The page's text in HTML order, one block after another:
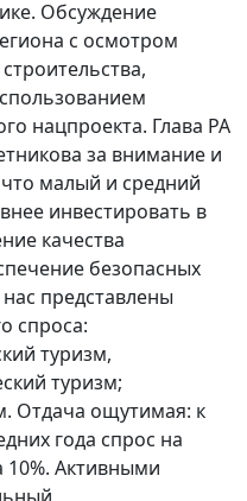
Обсуждение
с осмотром
нацпроекта. Глава РА
за внимание и
малый и средний
инвестировать в
качества
безопасных
представлены
спроса:
туризм,
туризм;
Отдача ощутимая: к
года спрос на
10%. Активными